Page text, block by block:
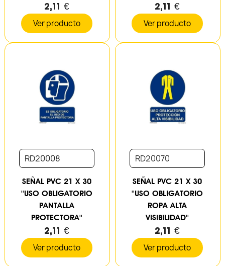
2,11 €
Ver producto
2,11 €
Ver producto
RD20008
SEÑAL PVC 21 X 30
''USO OBLIGATORIO
PANTALLA
PROTECTORA''
2,11 €
Ver producto
RD20070
SEÑAL PVC 21 X 30
''USO OBLIGATORIO
ROPA ALTA
VISIBILIDAD''
2,11 €
Ver producto